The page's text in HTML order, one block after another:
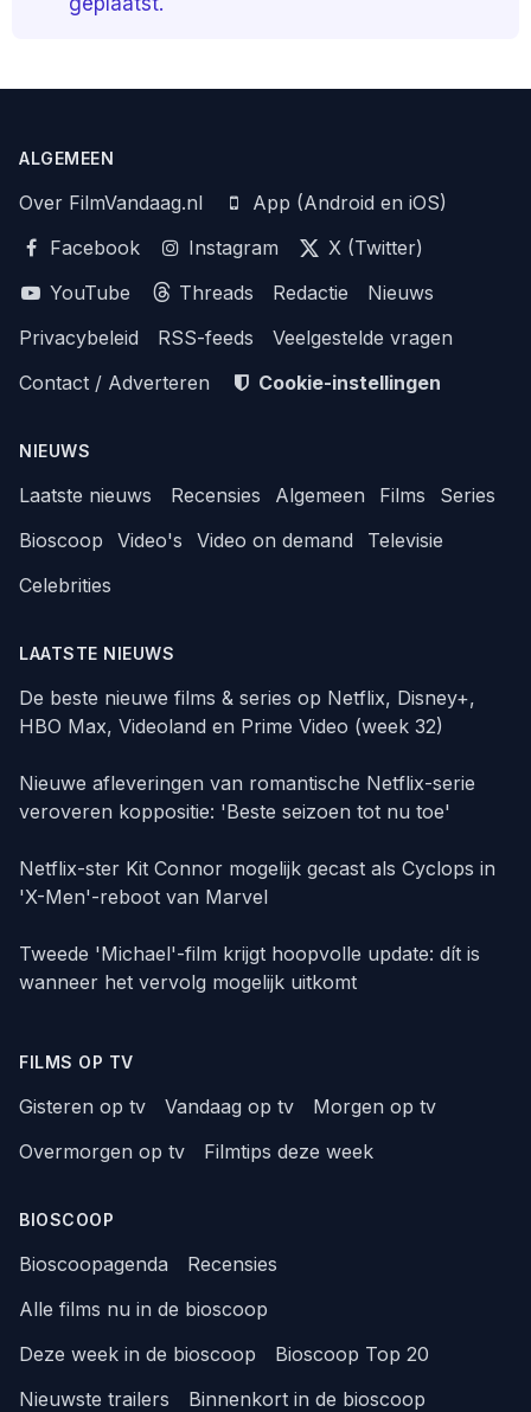
ALGEMEEN
Over FilmVandaag.nl
App (Android en iOS)
Facebook
Instagram
X (Twitter)
YouTube
Threads Redactie
Nieuws
Privacybeleid
RSS-feeds
Veelgestelde vragen
Contact / Adverteren
Cookie-instellingen
NIEUWS
Laatste nieuws Recensies Algemeen Films
Series
Bioscoop
Video's Video on demand
Televisie
Celebrities
LAATSTE NIEUWS
De beste nieuwe films & series op Netflix, Disney+,
HBO Max, Videoland en Prime Video (week 32)
Nieuwe afleveringen van romantische Netflix-serie
veroveren koppositie: 'Beste seizoen tot nu toe'
Netflix-ster Kit Connor mogelijk gecast als Cyclops in
'X-Men'-reboot van Marvel
Tweede 'Michael'-film krijgt hoopvolle update: dít is
wanneer het vervolg mogelijk uitkomt
FILMS OP TV
Gisteren op tv Vandaag op tv
Morgen op tv
Overmorgen op tv
Filmtips deze week
BIOSCOOP
Bioscoopagenda
Recensies
Alle films nu in de bioscoop
Deze week in de bioscoop
Bioscoop Top 20
Nieuwste trailers
Binnenkort in de bioscoop